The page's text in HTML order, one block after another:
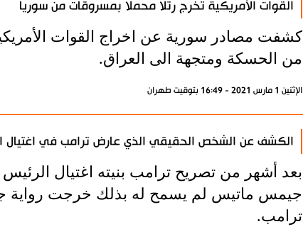
القوات الأمريكية تخرج رتلا محملا بمسروقات من سوريا
كشفت مصادر سورية عن اخراج القوات
من الحسكة ومتجهة الى العراق.
الإثنين 1 مارس 2021 - 16:49 بتوقيت طهران
الكشف عن الشخص الحقيقي الذي عارض ترامب في اغتيال
بعد أشهر من تصريح ترامب بنيته اغتيال
جيمس ماتيس لم يسمح له بذلك خرجت رواية
ترامب.